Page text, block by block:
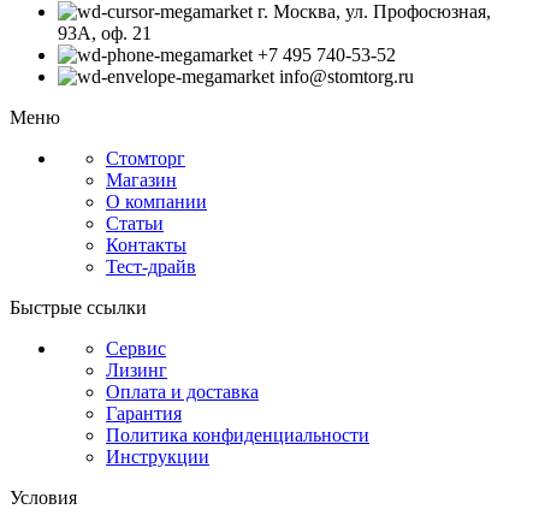
г. Москва, ул. Профосюзная,
93А, оф. 21
+7 495 740-53-52
info@stomtorg.ru
Меню
Стомторг
Магазин
О компании
Статьи
Контакты
Тест-драйв
Быстрые ссылки
Сервис
Лизинг
Оплата и доставка
Гарантия
Политика конфиденциальности
Инструкции
Условия